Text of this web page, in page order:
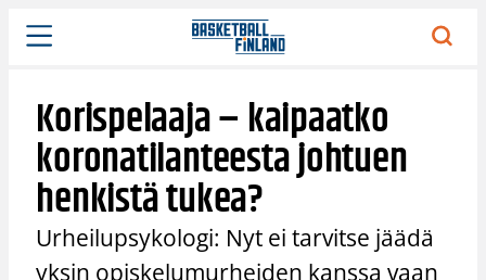
Siirry
sisältöön
Korispelaaja – kaipaatko
koronatilanteesta johtuen
henkistä tukea?
Urheilupsykologi: Nyt ei tarvitse jäädä
yksin opiskelumurheiden kanssa vaan